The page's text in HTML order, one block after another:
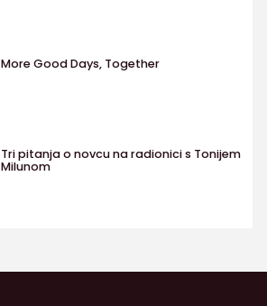
More Good Days, Together
Tri pitanja o novcu na radionici s Tonijem
Milunom